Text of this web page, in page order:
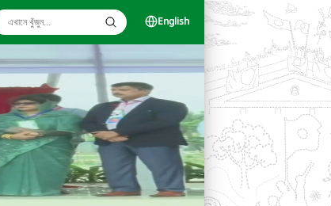
English